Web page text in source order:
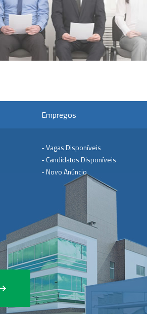
Empregos
- Vagas Disponíveis
- Candidatos Disponíveis
- Novo Anúncio